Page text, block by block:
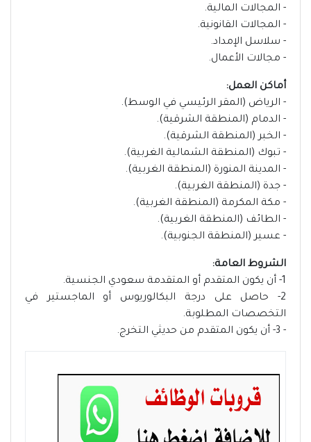
- المجالات المالية.
- المجالات القانونية.
- سلاسل الإمداد.
- مجالات الأعمال.
أماكن العمل:
- ​الرياض (المقر الرئيسي في الوسط).
- ​الدمام (المنطقة الشرقية).
​- الخبر (المنطقة الشرقية).
​- تبوك (المنطقة الشمالية الغربية).
​- المدينة المنورة (المنطقة الغربية).
​- جدة (المنطقة الغربية).
- ​مكة المكرمة (المنطقة الغربية).
- ​الطائف (المنطقة الغربية).
- ​عسير (المنطقة الجنوبية).
الشروط العامة:
1- أن يكون المتقدم أو المتقدمة سعودي الجنسية.
2- حاصل على درجة البكالوريوس أو الماجستير في
التخصصات المطلوبة.
- 3- أن يكون المتقدم من حديثي التخرج.